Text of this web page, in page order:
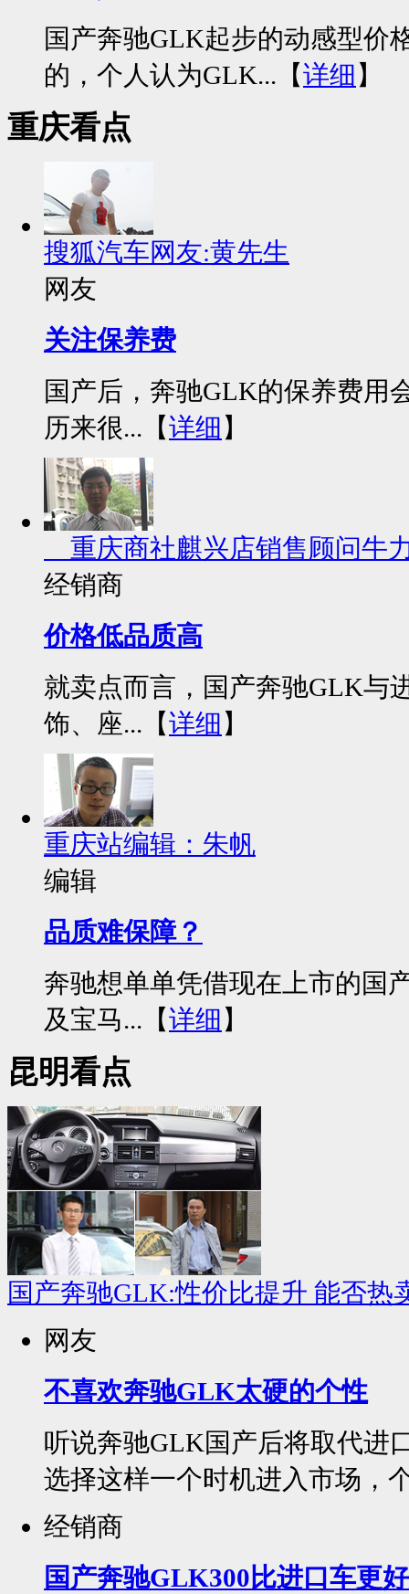
国产奔驰GLK起步的动感型价
的，个人认为GLK...【详细 】
重庆看点
搜狐汽车网友:黄先生
网友
关注保养费
国产后，奔驰GLK的保养费用
历来很...【详细 】
重庆商社麒兴店销售顾问牛
经销商
价格低品质高
就卖点而言，国产奔驰GLK与
饰、座...【详细 】
重庆站编辑：朱帆
编辑
品质难保障？
奔驰想单单凭借现在上市的国
及宝马...【详细 】
昆明看点
国产奔驰GLK:性价比提升 能否热
网友
不喜欢奔驰GLK太硬的个性
听说奔驰GLK国产后将取代进
选择这样一个时机进入市场，
经销商
国产奔驰GLK300比进口车更